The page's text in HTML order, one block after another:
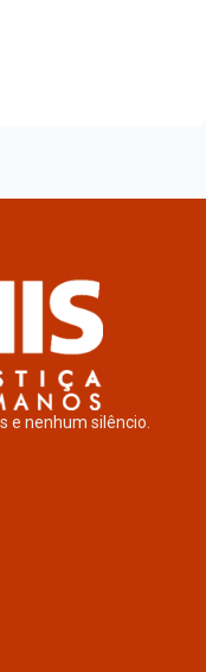
e nenhum silêncio.